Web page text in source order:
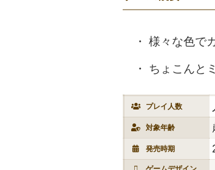
様々な色で
ちょこんと
プレイ人数
対象年齢
発売時期